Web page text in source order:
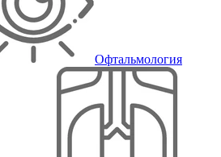
Офтальмология